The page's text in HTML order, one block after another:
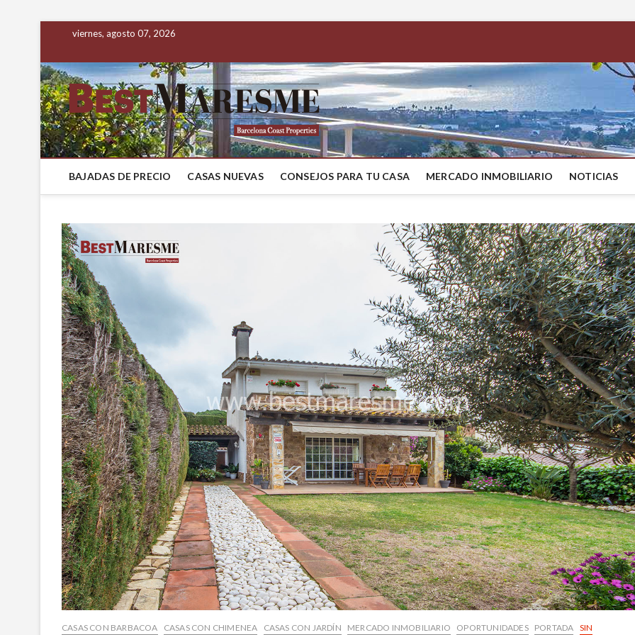
viernes, agosto 07, 2026
BestMaresme
COMPRAR CASA EN EL MARESME
BAJADAS DE PRECIO CASAS NUEVAS CONSEJOS PARA TU CASA MERCADO INMOBILIARIO NOTICIAS
CASAS CON BARBACOA CASAS CON CHIMENEA CASAS CON JARDÍN MERCADO INMOBILIARIO OPORTUNIDADES PORTADA SIN